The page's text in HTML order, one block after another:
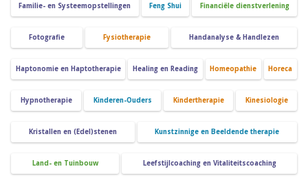
Familie- en Systeemopstellingen Feng Shui Financiële dienstverlening
Fotografie Fysiotherapie Handanalyse & Handlezen
Haptonomie en Haptotherapie Healing en Reading Homeopathie Horeca
Hypnotherapie Kinderen-Ouders Kindertherapie Kinesiologie
Kristallen en (Edel)stenen Kunstzinnige en Beeldende therapie
Land- en Tuinbouw Leefstijlcoaching en Vitaliteitscoaching